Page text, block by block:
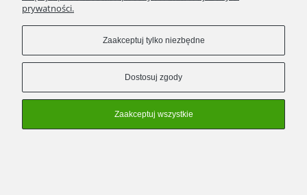
Sklep internetowy Shoper Premium
prywatności.
Zaakceptuj tylko niezbędne
Dostosuj zgody
Zaakceptuj wszystkie